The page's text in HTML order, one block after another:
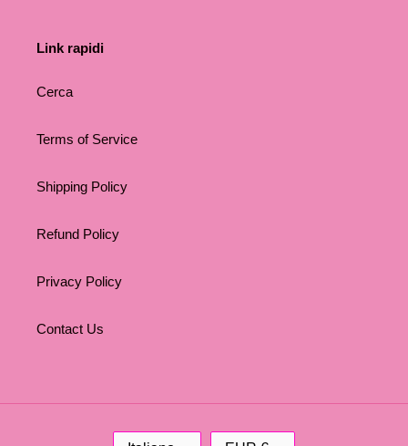
Link rapidi
Cerca
Terms of Service
Shipping Policy
Refund Policy
Privacy Policy
Contact Us
L V